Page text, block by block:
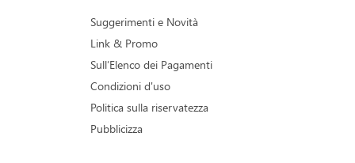
Suggerimenti e Novità
Link & Promo
Sull’Elenco dei Pagamenti
Condizioni d'uso
Politica sulla riservatezza
Pubblicizza